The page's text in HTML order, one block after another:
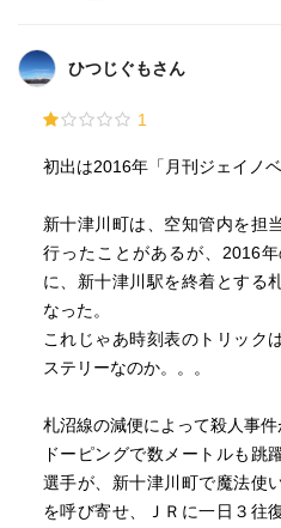
ひつじぐもさん
1
初出は2016年「月刊ジェイノベ
新十津川町は、空知管内を担
行ったことがあるが、2016
に、新十津川駅を終着とする
なった。
これじゃあ時刻表のトリック
ステリーなのか。。。
札沼線の減便によって殺人事件
ドーピングで数メートルも跳
選手が、新十津川町で魔法使
を呼び寄せ、ＪＲに一日３往